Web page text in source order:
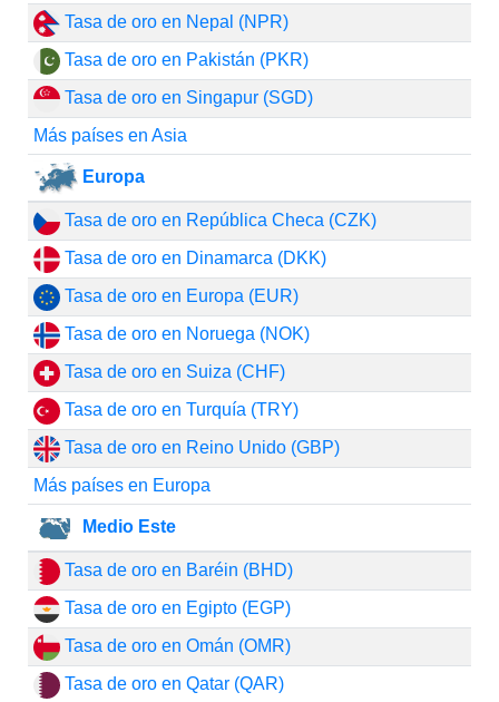
Tasa de oro en Nepal (NPR)
Tasa de oro en Pakistán (PKR)
Tasa de oro en Singapur (SGD)
Más países en Asia
Europa
Tasa de oro en República Checa (CZK)
Tasa de oro en Dinamarca (DKK)
Tasa de oro en Europa (EUR)
Tasa de oro en Noruega (NOK)
Tasa de oro en Suiza (CHF)
Tasa de oro en Turquía (TRY)
Tasa de oro en Reino Unido (GBP)
Más países en Europa
Medio Este
Tasa de oro en Baréin (BHD)
Tasa de oro en Egipto (EGP)
Tasa de oro en Omán (OMR)
Tasa de oro en Qatar (QAR)